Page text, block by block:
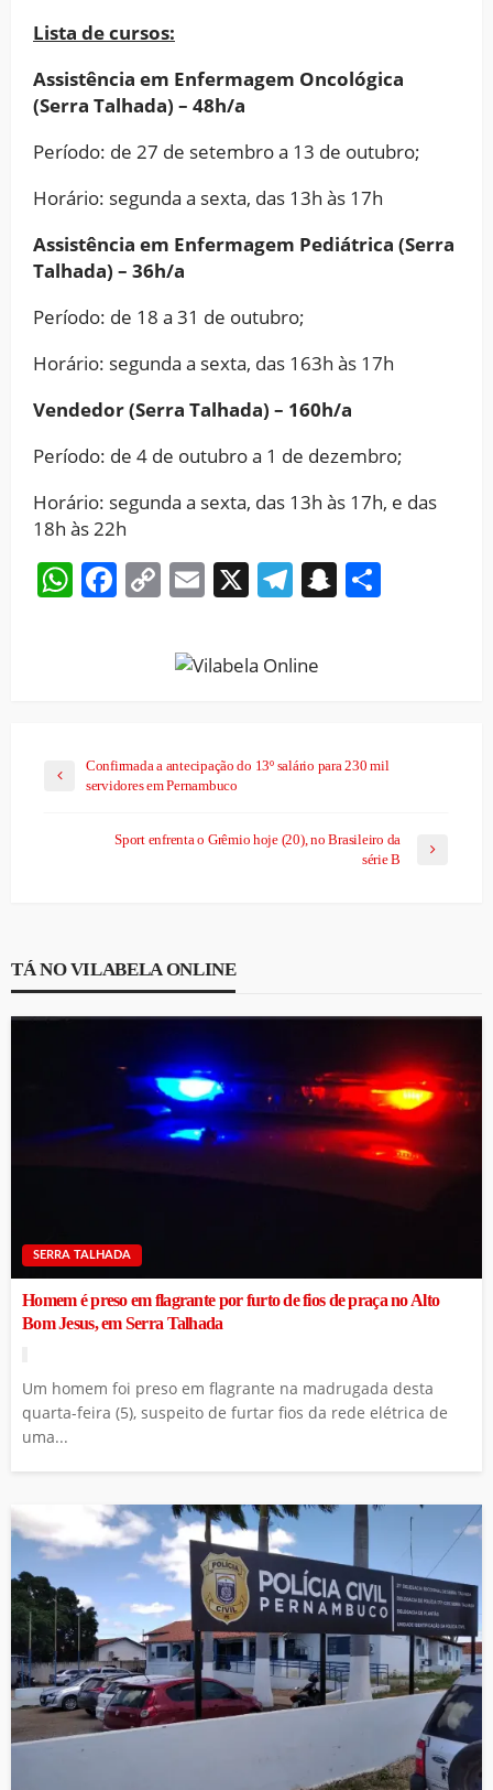
Lista de cursos:
Assistência em Enfermagem Oncológica
(Serra Talhada) – 48h/a
Período: de 27 de setembro a 13 de outubro;
Horário: segunda a sexta, das 13h às 17h
Assistência em Enfermagem Pediátrica (Serra
Talhada) – 36h/a
Período: de 18 a 31 de outubro;
Horário: segunda a sexta, das 163h às 17h
Vendedor (Serra Talhada) – 160h/a
Período: de 4 de outubro a 1 de dezembro;
Horário: segunda a sexta, das 13h às 17h, e das
18h às 22h
WhatsApp
Facebook
CopyEmail
X Telegram
Snapchat
Confirmada a antecipação do 13º salário para 230 mil
servidores em Pernambuco
Sport enfrenta o Grêmio hoje (20), no Brasileiro da
série B
TÁ NO VILABELA ONLINE
SERRA TALHADA
Homem é preso em flagrante por furto de fios de praça no Alto
Bom Jesus, em Serra Talhada
Um homem foi preso em flagrante na madrugada desta
quarta-feira (5), suspeito de furtar fios da rede elétrica de
uma...